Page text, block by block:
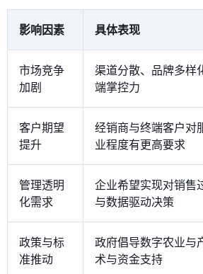
影响因素 具体表现
市场竞争
加剧
渠道分散、品牌多样
端掌控力
客户期望
提升
经销商与终端客户对
业程度有更高要求
管理透明
化需求
企业希望实现对销售
与数据驱动决策
政策与标
准推动
政府倡导数字农业与
术与资金支持